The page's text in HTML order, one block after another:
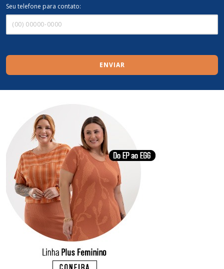
Seu telefone para contato:
ENVIAR